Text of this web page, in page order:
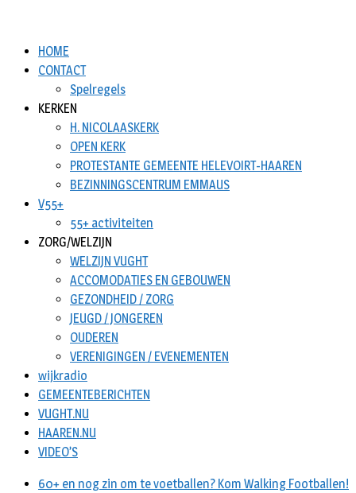
HOME
CONTACT
Spelregels
KERKEN
H. NICOLAASKERK
OPEN KERK
PROTESTANTE GEMEENTE HELEVOIRT-HAAREN
BEZINNINGSCENTRUM EMMAUS
V55+
55+ activiteiten
ZORG/WELZIJN
WELZIJN VUGHT
ACCOMODATIES EN GEBOUWEN
GEZONDHEID / ZORG
JEUGD / JONGEREN
OUDEREN
VERENIGINGEN / EVENEMENTEN
wijkradio
GEMEENTEBERICHTEN
VUGHT.NU
HAAREN.NU
VIDEO’S
60+ en nog zin om te voetballen? Kom Walking Footballen!